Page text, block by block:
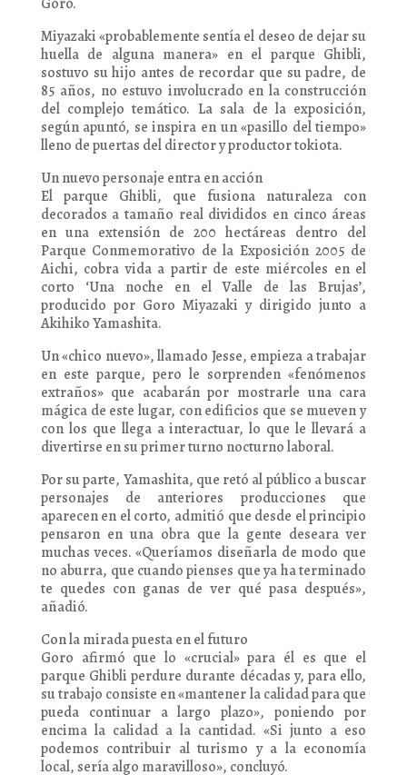
Miyazaki «probablemente sentía el deseo de dejar su
huella de alguna manera» en el parque Ghibli,
sostuvo su hijo antes de recordar que su padre, de
85 años, no estuvo involucrado en la construcción
del complejo temático. La sala de la exposición,
según apuntó, se inspira en un «pasillo del tiempo»
lleno de puertas del director y productor tokiota.
Un nuevo personaje entra en acción
El parque Ghibli, que fusiona naturaleza con
decorados a tamaño real divididos en cinco áreas
en una extensión de 200 hectáreas dentro del
Parque Conmemorativo de la Exposición 2005 de
Aichi, cobra vida a partir de este miércoles en el
corto ‘Una noche en el Valle de las Brujas’,
producido por Goro Miyazaki y dirigido junto a
Akihiko Yamashita.
Un «chico nuevo», llamado Jesse, empieza a trabajar
en este parque, pero le sorprenden «fenómenos
extraños» que acabarán por mostrarle una cara
mágica de este lugar, con edificios que se mueven y
con los que llega a interactuar, lo que le llevará a
divertirse en su primer turno nocturno laboral.
Por su parte, Yamashita, que retó al público a buscar
personajes de anteriores producciones que
aparecen en el corto, admitió que desde el principio
pensaron en una obra que la gente deseara ver
muchas veces. «Queríamos diseñarla de modo que
no aburra, que cuando pienses que ya ha terminado
te quedes con ganas de ver qué pasa después»,
añadió.
Con la mirada puesta en el futuro
Goro afirmó que lo «crucial» para él es que el
parque Ghibli perdure durante décadas y, para ello,
su trabajo consiste en «mantener la calidad para que
pueda continuar a largo plazo», poniendo por
encima la calidad a la cantidad. «Si junto a eso
podemos contribuir al turismo y a la economía
local, sería algo maravilloso», concluyó.